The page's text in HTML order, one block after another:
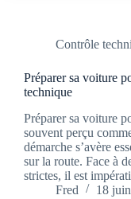
Contrôle
Préparer sa voiture
technique
Préparer sa voiture
souvent perçu
démarche s’avère
sur la route. Face à
strictes, il est
Fred
18